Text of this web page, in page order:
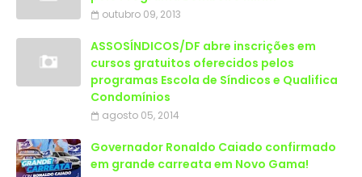
outubro 09, 2013
ASSOSÍNDICOS/DF abre inscrições em
cursos gratuitos oferecidos pelos
programas Escola de Síndicos e Qualifica
Condomínios
agosto 05, 2014
Governador Ronaldo Caiado confirmado
em grande carreata em Novo Gama!